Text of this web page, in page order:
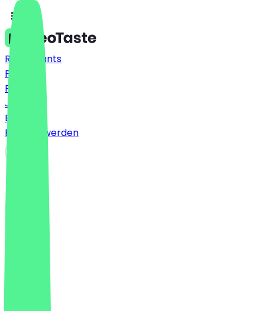
Restaurants
Preise
FAQ
Jobs
Blog
Partner werden